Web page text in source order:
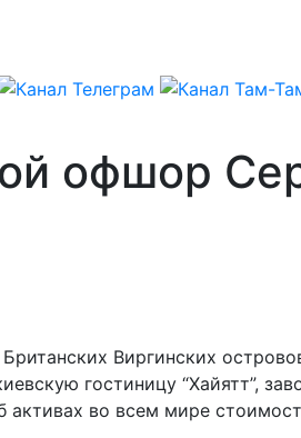
офшор
Виргинских
гостиницу “Хайятт”,
активах во всем мире